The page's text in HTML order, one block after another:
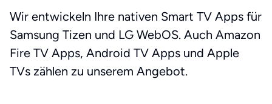
Wir entwickeln Ihre nativen Smart TV Apps für
Samsung Tizen und LG WebOS. Auch Amazon
Fire TV Apps, Android TV Apps und Apple
TVs zählen zu unserem Angebot.